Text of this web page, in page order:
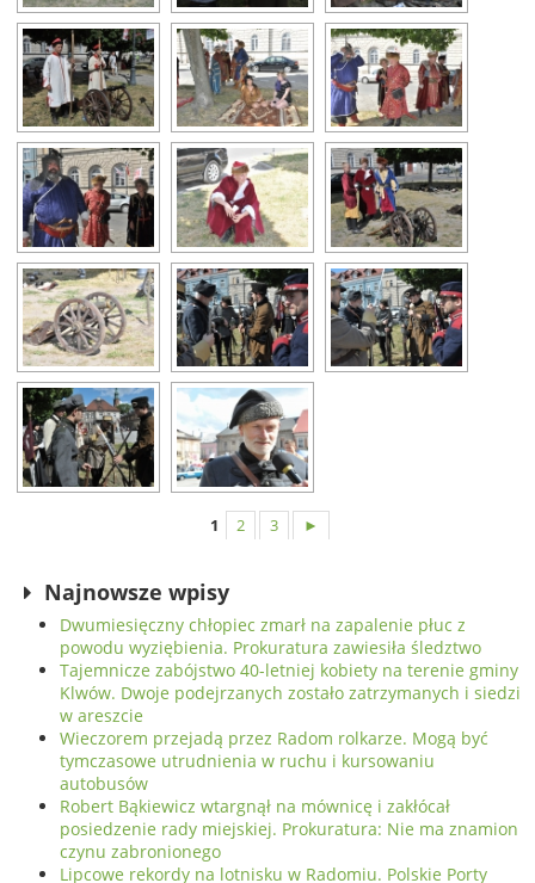
1 2 3 ►
Najnowsze wpisy
Dwumiesięczny chłopiec zmarł na zapalenie płuc z
powodu wyziębienia. Prokuratura zawiesiła śledztwo
Tajemnicze zabójstwo 40-letniej kobiety na terenie gminy
Klwów. Dwoje podejrzanych zostało zatrzymanych i siedzi
w areszcie
Wieczorem przejadą przez Radom rolkarze. Mogą być
tymczasowe utrudnienia w ruchu i kursowaniu
autobusów
Robert Bąkiewicz wtargnął na mównicę i zakłócał
posiedzenie rady miejskiej. Prokuratura: Nie ma znamion
czynu zabronionego
Lipcowe rekordy na lotnisku w Radomiu. Polskie Porty